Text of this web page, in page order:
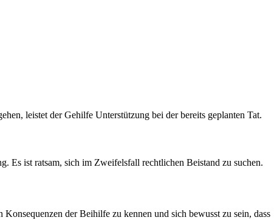
leistet der Gehilfe Unterstützung bei der bereits geplanten Tat.
Es ist ratsam, sich im Zweifelsfall rechtlichen Beistand zu suchen.
der Beihilfe zu kennen und sich bewusst zu sein, dass